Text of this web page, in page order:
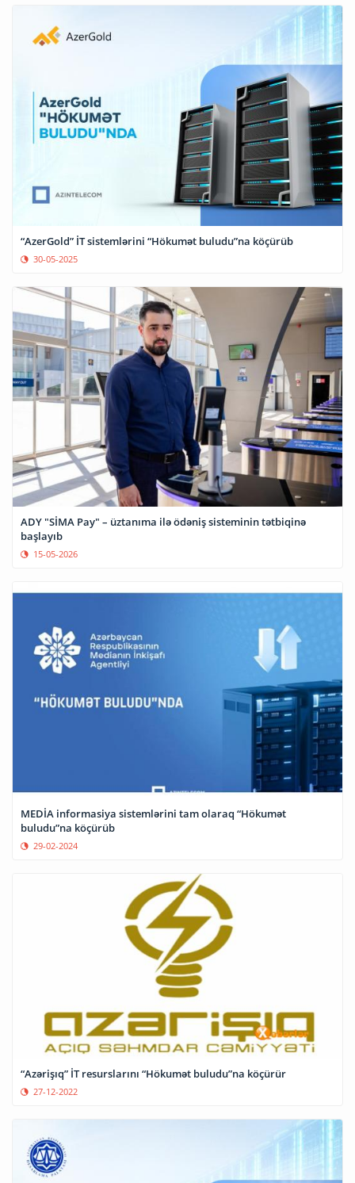
“AzerGold” İT sistemlərini “Hökumət buludu”na köçürüb
30-05-2025
ADY "SİMA Pay" – üztanıma ilə ödəniş sisteminin tətbiqinə
başlayıb
15-05-2026
MEDİA informasiya sistemlərini tam olaraq “Hökumət
buludu”na köçürüb
29-02-2024
“Azərişıq” İT resurslarını “Hökumət buludu”na köçürür
27-12-2022